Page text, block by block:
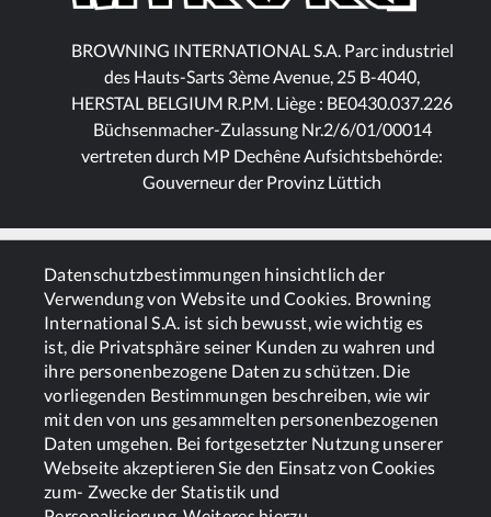
Datenschutzbestimmungen hinsichtlich der
Verwendung von Website und Cookies. Browning
International S.A. ist sich bewusst, wie wichtig es
ist, die Privatsphäre seiner Kunden zu wahren und
ihre personenbezogene Daten zu schützen. Die
vorliegenden Bestimmungen beschreiben, wie wir
mit den von uns gesammelten personenbezogenen
Daten umgehen. Bei fortgesetzter Nutzung unserer
Webseite akzeptieren Sie den Einsatz von Cookies
zum- Zwecke der Statistik und
BROWNING INTERNATIONAL S.A. Parc industriel
des Hauts-Sarts 3ème Avenue, 25 B-4040,
HERSTAL BELGIUM R.P.M. Liège : BE0430.037.226
Büchsenmacher-Zulassung Nr.2/6/01/00014
vertreten durch MP Dechêne Aufsichtsbehörde:
Gouverneur der Provinz Lüttich
ALLGEMEINES
DIENSTLEISTUNGEN
CookiesPolitik zum Datenschutz